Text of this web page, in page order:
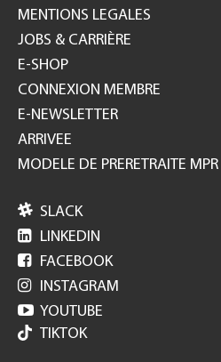
MENTIONS LEGALES
JOBS & CARRIÈRE
E-SHOP
CONNEXION MEMBRE
E-NEWSLETTER
ARRIVEE
MODELE DE PRERETRAITE MPR
 SLACK
 LINKEDIN
 FACEBOOK
 INSTAGRAM
 YOUTUBE
TIKTOK